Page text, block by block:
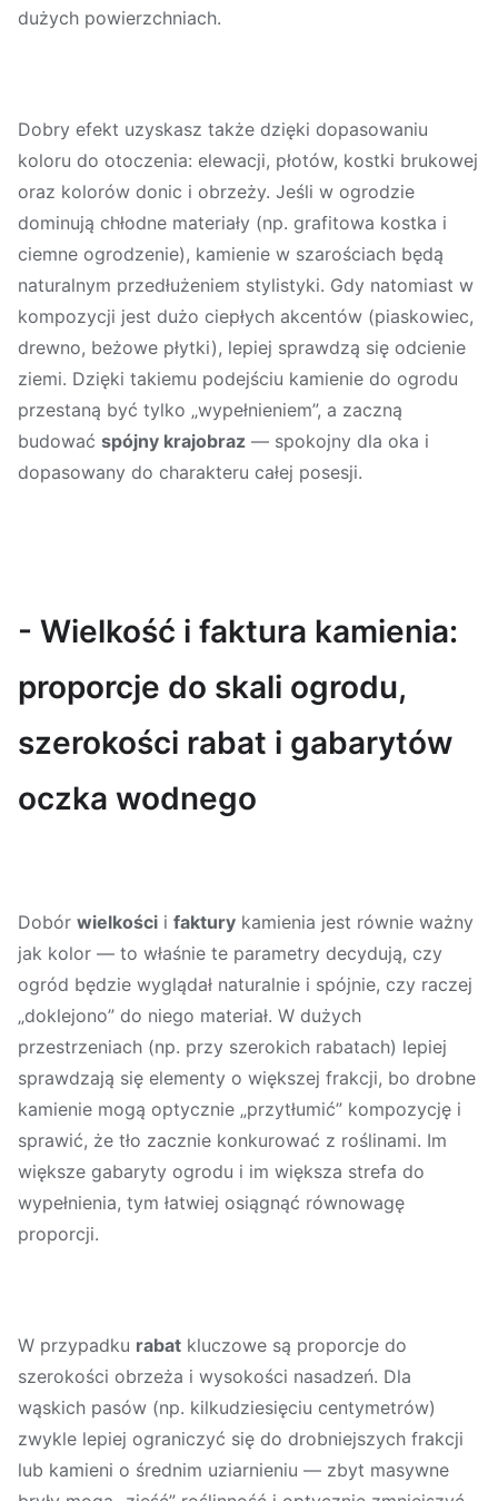
dużych powierzchniach.
Dobry efekt uzyskasz także dzięki dopasowaniu
koloru do otoczenia: elewacji, płotów, kostki brukowej
oraz kolorów donic i obrzeży. Jeśli w ogrodzie
dominują chłodne materiały (np. grafitowa kostka i
ciemne ogrodzenie), kamienie w szarościach będą
naturalnym przedłużeniem stylistyki. Gdy natomiast w
kompozycji jest dużo ciepłych akcentów (piaskowiec,
drewno, beżowe płytki), lepiej sprawdzą się odcienie
ziemi. Dzięki takiemu podejściu kamienie do ogrodu
przestaną być tylko „wypełnieniem”, a zaczną
budować spójny krajobraz — spokojny dla oka i
dopasowany do charakteru całej posesji.
- Wielkość i faktura kamienia:
proporcje do skali ogrodu,
szerokości rabat i gabarytów
oczka wodnego
Dobór wielkości i faktury kamienia jest równie ważny
jak kolor — to właśnie te parametry decydują, czy
ogród będzie wyglądał naturalnie i spójnie, czy raczej
„doklejono” do niego materiał. W dużych
przestrzeniach (np. przy szerokich rabatach) lepiej
sprawdzają się elementy o większej frakcji, bo drobne
kamienie mogą optycznie „przytłumić” kompozycję i
sprawić, że tło zacznie konkurować z roślinami. Im
większe gabaryty ogrodu i im większa strefa do
wypełnienia, tym łatwiej osiągnąć równowagę
proporcji.
W przypadku rabat kluczowe są proporcje do
szerokości obrzeża i wysokości nasadzeń. Dla
wąskich pasów (np. kilkudziesięciu centymetrów)
zwykle lepiej ograniczyć się do drobniejszych frakcji
lub kamieni o średnim uziarnieniu — zbyt masywne